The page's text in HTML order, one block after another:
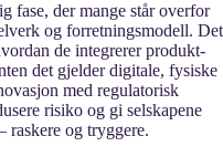
fase, der mange står overfor
og forretningsmodell. Det
de integrerer produkt-
det gjelder digitale, fysiske
med regulatorisk
risiko og gi selskapene
raskere og tryggere.